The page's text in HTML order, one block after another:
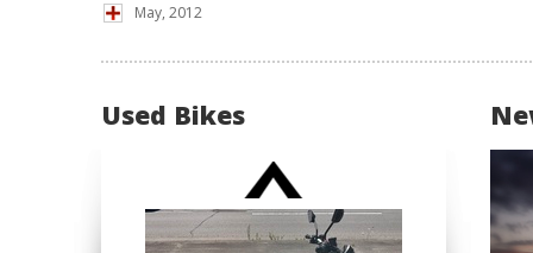
May, 2012
Used Bikes